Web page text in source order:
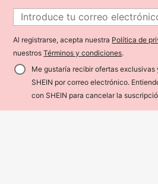
SHEIN Essnce Shorts en mezclilla d
e talle alto bajo de doblez
15
¡50% DE DESCUENTO!
Al registrarse, acepta nuestra Política de
nuestrosTérminos y condiciones.
Me gustaría recibir ofertas
SHEIN por correo electrónico.
con SHEIN para cancelar la